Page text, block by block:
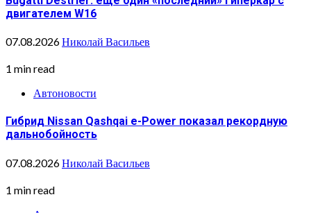
двигателем W16
07.08.2026Николай Васильев
1 min read
Автоновости
Гибрид Nissan Qashqai e-Power показал рекордную
дальнобойность
07.08.2026Николай Васильев
1 min read